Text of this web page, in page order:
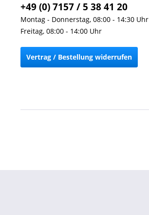
+49 (0) 7157 / 5 38 41 20
Montag - Donnerstag, 08:00 - 14:30 Uhr
Freitag, 08:00 - 14:00 Uhr
Vertrag / Bestellung widerrufen